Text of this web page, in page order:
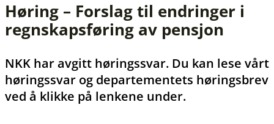
Høring – Forslag til endringer i
regnskapsføring av pensjon
NKK har avgitt høringssvar. Du kan lese vårt
høringssvar og departementets høringsbrev
ved å klikke på lenkene under.